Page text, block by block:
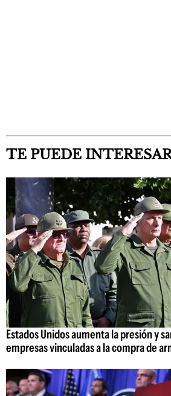
TE PUEDE
Estados Unidos aumenta la presión y
empresas vinculadas a la compra de